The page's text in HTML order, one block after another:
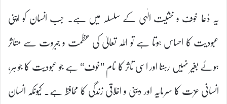
یہ دُعا خوف و خشیت الٰہی کے سلسلہ میں ہے۔ جب انسان کو اپنی
عبودیت کا احساس ہوتا ہے تو اللہ تعالیٰ کی عظمت و جبروت سے متاثر
ہوئے بغیر نہیں رہتا اور اسی تاثر کا نام ’’خوف‘‘ ہے جو عبودیت کا جو ہر،
انسانی عزت کا سرمایہ اور دینی و اخلاقی زندگی کا محافظ ہے۔ کیونکہ انسان